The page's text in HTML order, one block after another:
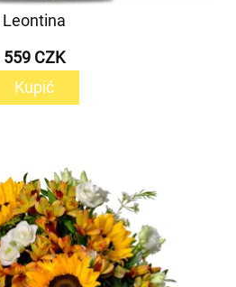
Leontina
559 CZK
Kupić